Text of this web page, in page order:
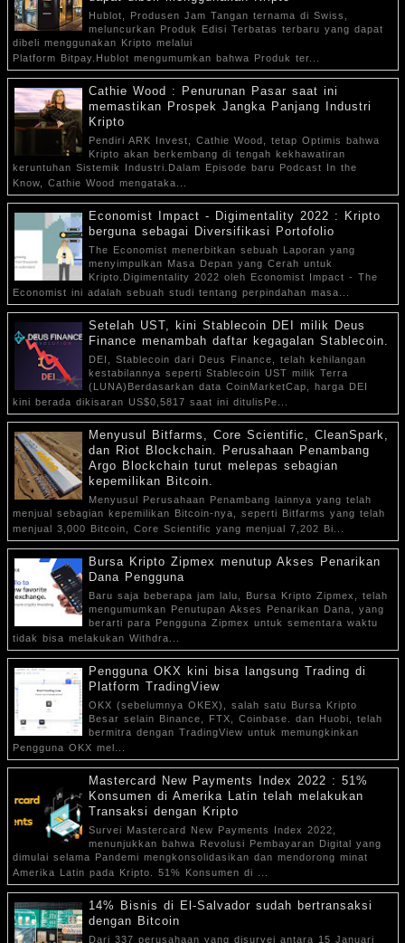
Hublot, Produsen Jam Tangan ternama di Swiss,
meluncurkan Produk Edisi Terbatas terbaru yang dapat
dibeli menggunakan Kripto melalui
Platform Bitpay.Hublot mengumumkan bahwa Produk ter...
Cathie Wood : Penurunan Pasar saat ini
memastikan Prospek Jangka Panjang Industri
Kripto
Pendiri ARK Invest, Cathie Wood, tetap Optimis bahwa
Kripto akan berkembang di tengah kekhawatiran
keruntuhan Sistemik Industri.Dalam Episode baru Podcast In the
Know, Cathie Wood mengataka...
Economist Impact - Digimentality 2022 : Kripto
berguna sebagai Diversifikasi Portofolio
The Economist menerbitkan sebuah Laporan yang
menyimpulkan Masa Depan yang Cerah untuk
Kripto.Digimentality 2022 oleh Economist Impact - The
Economist ini adalah sebuah studi tentang perpindahan masa...
Setelah UST, kini Stablecoin DEI milik Deus
Finance menambah daftar kegagalan Stablecoin.
DEI, Stablecoin dari Deus Finance, telah kehilangan
kestabilannya seperti Stablecoin UST milik Terra
(LUNA)Berdasarkan data CoinMarketCap, harga DEI
kini berada dikisaran US$0,5817 saat ini ditulisPe...
Menyusul Bitfarms, Core Scientific, CleanSpark,
dan Riot Blockchain. Perusahaan Penambang
Argo Blockchain turut melepas sebagian
kepemilikan Bitcoin.
Menyusul Perusahaan Penambang lainnya yang telah
menjual sebagian kepemilikan Bitcoin-nya, seperti Bitfarms yang telah
menjual 3,000 Bitcoin, Core Scientific yang menjual 7,202 Bi...
Bursa Kripto Zipmex menutup Akses Penarikan
Dana Pengguna
Baru saja beberapa jam lalu, Bursa Kripto Zipmex, telah
mengumumkan Penutupan Akses Penarikan Dana, yang
berarti para Pengguna Zipmex untuk sementara waktu
tidak bisa melakukan Withdra...
Pengguna OKX kini bisa langsung Trading di
Platform TradingView
OKX (sebelumnya OKEX), salah satu Bursa Kripto
Besar selain Binance, FTX, Coinbase. dan Huobi, telah
bermitra dengan TradingView untuk memungkinkan
Pengguna OKX mel...
Mastercard New Payments Index 2022 : 51%
Konsumen di Amerika Latin telah melakukan
Transaksi dengan Kripto
Survei Mastercard New Payments Index 2022,
menunjukkan bahwa Revolusi Pembayaran Digital yang
dimulai selama Pandemi mengkonsolidasikan dan mendorong minat
Amerika Latin pada Kripto. 51% Konsumen di ...
14% Bisnis di El-Salvador sudah bertransaksi
dengan Bitcoin
Dari 337 perusahaan yang disurvei antara 15 Januari